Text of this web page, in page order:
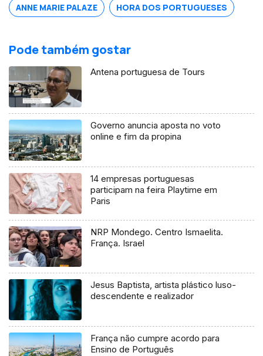
ANNE MARIE PALAZE HORA DOS PORTUGUESES
Pode também gostar
Antena portuguesa de Tours
Governo anuncia aposta no voto
online e fim da propina
14 empresas portuguesas
participam na feira Playtime em
Paris
NRP Mondego. Centro Ismaelita.
França. Israel
Jesus Baptista, artista plástico luso-
descendente e realizador
França não cumpre acordo para
Ensino de Português